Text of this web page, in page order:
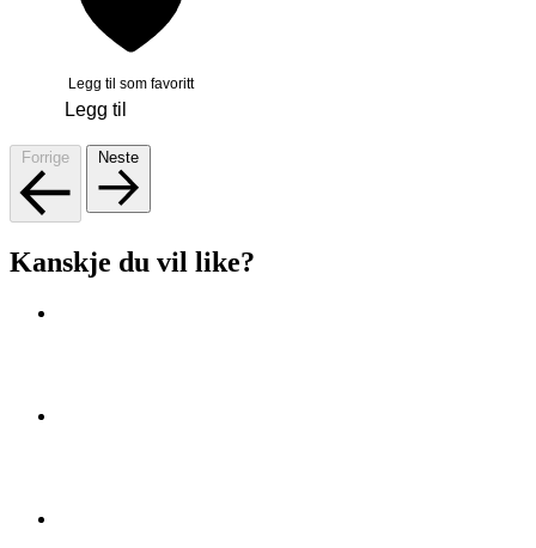
Legg til som favoritt
Legg til
Forrige Neste
Kanskje du vil like?